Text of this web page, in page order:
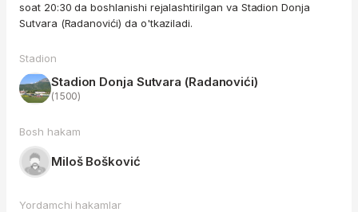
soat 20:30 da boshlanishi rejalashtirilgan va Stadion Donja
Sutvara (Radanovići) da o'tkaziladi.
Stadion
Stadion Donja Sutvara (Radanovići)
(1 500)
Bosh hakam
Miloš Bošković
Yordamchi hakamlar